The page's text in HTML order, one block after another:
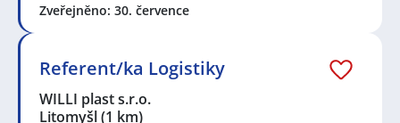
Zveřejněno: 30. července
Referent/ka Logistiky
WILLI plast s.r.o.
Litomyšl(1 km)